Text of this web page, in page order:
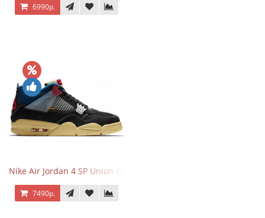
6990р.
Nike Air Jordan 4 SP Union Off Noir
7490р.